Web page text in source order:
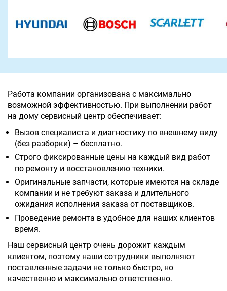
Работа компании организована с максимально
возможной эффективностью. При выполнении работ
на дому сервисный центр обеспечивает:
Вызов специалиста и диагностику по внешнему виду
(без разборки) – бесплатно.
Строго фиксированные цены на каждый вид работ
по ремонту и восстановлению техники.
Оригинальные запчасти, которые имеются на складе
компании и не требуют заказа и длительного
ожидания исполнения заказа от поставщиков.
Проведение ремонта в удобное для наших клиентов
время.
Наш сервисный центр очень дорожит каждым
клиентом, поэтому наши сотрудники выполняют
поставленные задачи не только быстро, но
качественно и максимально ответственно.